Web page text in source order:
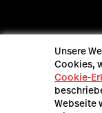
Lightspeed K-
Unsere
Cookies,
Cookie-
Webseite